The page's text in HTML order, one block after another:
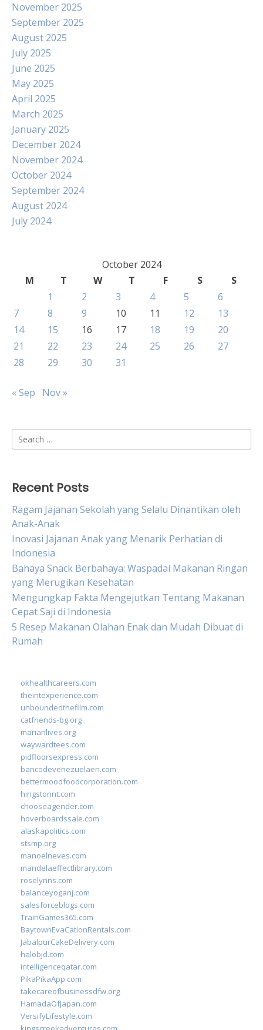
November 2025
September 2025
August 2025
July 2025
June 2025
May 2025
April 2025
March 2025
January 2025
December 2024
November 2024
October 2024
September 2024
August 2024
July 2024
October 2024
M
T W T F S
S
1
2 3 4 5
6
7
8 9 10 11 12
13
14
15 16 17 18 19
20
21
22 23 24 25 26
27
28
29 30 31
« Sep Nov »
Search
for:
Recent Posts
Ragam Jajanan Sekolah yang Selalu Dinantikan oleh
Anak-Anak
Inovasi Jajanan Anak yang Menarik Perhatian di
Indonesia
Bahaya Snack Berbahaya: Waspadai Makanan Ringan
yang Merugikan Kesehatan
Mengungkap Fakta Mengejutkan Tentang Makanan
Cepat Saji di Indonesia
5 Resep Makanan Olahan Enak dan Mudah Dibuat di
Rumah
okhealthcareers.com
theintexperience.com
unboundedthefilm.com
catfriends-bg.org
marianlives.org
waywardtees.com
pidfloorsexpress.com
bancodevenezuelaen.com
bettermoodfoodcorporation.com
hingstonnt.com
chooseagender.com
hoverboardssale.com
alaskapolitics.com
stsmp.org
manoelneves.com
mandelaeffectlibrary.com
roselynns.com
balanceyoganj.com
salesforceblogs.com
TrainGames365.com
BaytownEvaCationRentals.com
JabalpurCakeDelivery.com
halobjd.com
intelligenceqatar.com
PikaPikaApp.com
takecareofbusinessdfw.org
HamadaOfJapan.com
VersifyLifestyle.com